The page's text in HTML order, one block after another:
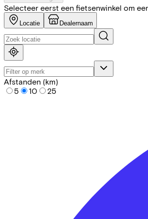
Selecteer eerst een fietsenwinkel om
Locatie Dealernaam
Afstanden (km)
5
10 25